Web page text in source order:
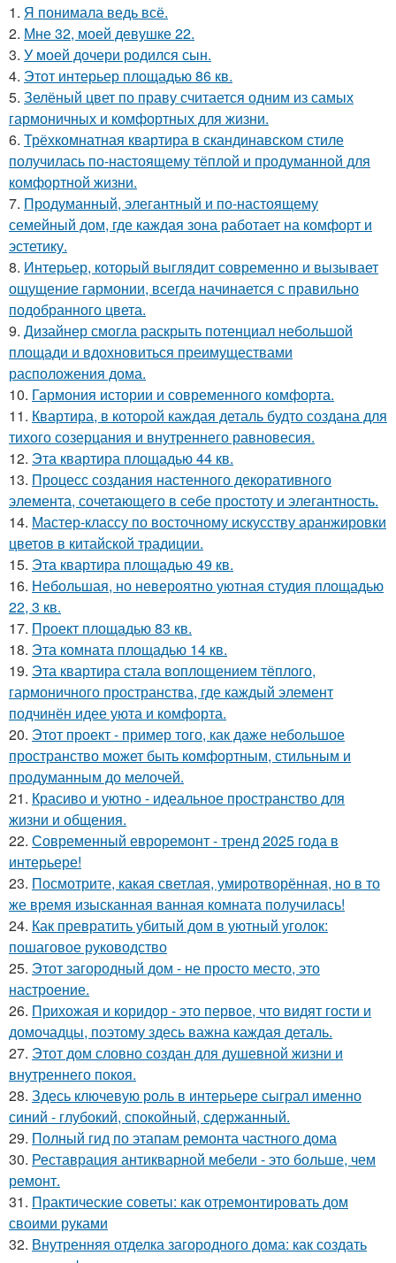
1. Я понимала ведь всё.
2. Мне 32, моей девушке 22.
3. У моей дочери родился сын.
4. Этот интерьер площадью 86 кв.
5. Зелёный цвет по праву считается одним из самых
гармоничных и комфортных для жизни.
6. Трёхкомнатная квартира в скандинавском стиле
получилась по-настоящему тёплой и продуманной для
комфортной жизни.
7. Продуманный, элегантный и по-настоящему
семейный дом, где каждая зона работает на комфорт и
эстетику.
8. Интерьер, который выглядит современно и вызывает
ощущение гармонии, всегда начинается с правильно
подобранного цвета.
9. Дизайнер смогла раскрыть потенциал небольшой
площади и вдохновиться преимуществами
расположения дома.
10. Гармония истории и современного комфорта.
11. Квартира, в которой каждая деталь будто создана для
тихого созерцания и внутреннего равновесия.
12. Эта квартира площадью 44 кв.
13. Процесс создания настенного декоративного
элемента, сочетающего в себе простоту и элегантность.
14. Мастер-классу по восточному искусству аранжировки
цветов в китайской традиции.
15. Эта квартира площадью 49 кв.
16. Небольшая, но невероятно уютная студия площадью
22, 3 кв.
17. Проект площадью 83 кв.
18. Эта комната площадью 14 кв.
19. Эта квартира стала воплощением тёплого,
гармоничного пространства, где каждый элемент
подчинён идее уюта и комфорта.
20. Этот проект - пример того, как даже небольшое
пространство может быть комфортным, стильным и
продуманным до мелочей.
21. Красиво и уютно - идеальное пространство для
жизни и общения.
22. Современный евроремонт - тренд 2025 года в
интерьере!
23. Посмотрите, какая светлая, умиротворённая, но в то
же время изысканная ванная комната получилась!
24. Как превратить убитый дом в уютный уголок:
пошаговое руководство
25. Этот загородный дом - не просто место, это
настроение.
26. Прихожая и коридор - это первое, что видят гости и
домочадцы, поэтому здесь важна каждая деталь.
27. Этот дом словно создан для душевной жизни и
внутреннего покоя.
28. Здесь ключевую роль в интерьере сыграл именно
синий - глубокий, спокойный, сдержанный.
29. Полный гид по этапам ремонта частного дома
30. Реставрация антикварной мебели - это больше, чем
ремонт.
31. Практические советы: как отремонтировать дом
своими руками
32. Внутренняя отделка загородного дома: как создать